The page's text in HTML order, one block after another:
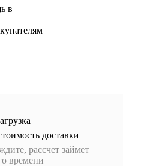
в
доставки
рассчет займет
времени